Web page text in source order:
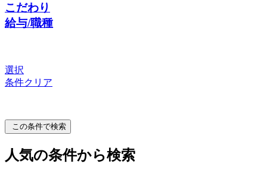
こだわり
給与/職種
選択
条件クリア
この条件で検索
人気の条件から検索